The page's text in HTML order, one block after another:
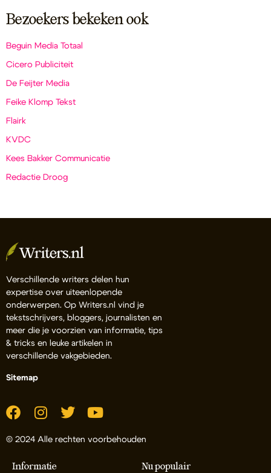
Bezoekers bekeken ook
Beguin Media Totaal
Cicero Publiciteit
De Feijter Media
Feike Klomp Tekst
Flairk
KVDC
Kees Bakker Communicatie
Redactie Droog
Verschillende writers delen hun
expertise over uiteenlopende
onderwerpen. Op Writers.nl vind je
tekstschrijvers, bloggers, journalisten en
meer die je voorzien van informatie, tips
& tricks en leuke artikelen in
verschillende vakgebieden.
Sitemap
© 2024 Alle rechten voorbehouden
Informatie Nu populair